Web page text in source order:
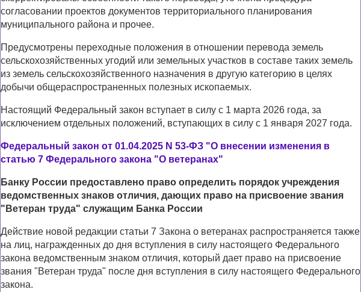
согласовании проектов документов территориального планирования
муниципального района и прочее.
Предусмотрены переходные положения в отношении перевода земель
сельскохозяйственных угодий или земельных участков в составе таких земель
из земель сельскохозяйственного назначения в другую категорию в целях
добычи общераспространенных полезных ископаемых.
Настоящий Федеральный закон вступает в силу с 1 марта 2026 года, за
исключением отдельных положений, вступающих в силу с 1 января 2027 года.
Федеральный закон от 01.04.2025 N 53-ФЗ "О внесении изменения в
статью 7 Федерального закона "О ветеранах"
Банку России предоставлено право определить порядок учреждения
ведомственных знаков отличия, дающих право на присвоение звания
"Ветеран труда" служащим Банка России
Действие новой редакции статьи 7 Закона о ветеранах распространяется также
на лиц, награжденных до дня вступления в силу настоящего Федерального
закона ведомственным знаком отличия, который дает право на присвоение
звания "Ветеран труда" после дня вступления в силу настоящего Федерального
закона.